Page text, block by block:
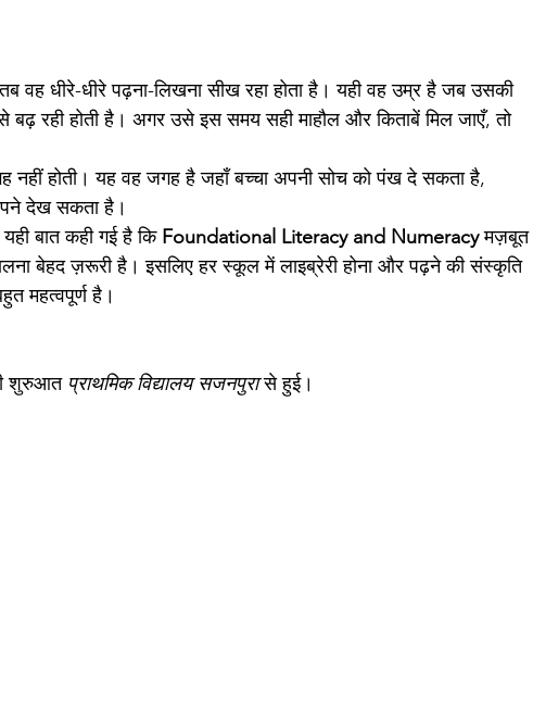
वह धीरे-धीरे पढ़ना-लिखना सीख रहा होता है। यही वह उम्र है जब उसकी
बढ़ रही होती है। अगर उसे इस समय सही माहौल और किताबें मिल जाएँ, तो
नहीं होती। यह वह जगह है जहाँ बच्चा अपनी सोच को पंख दे सकता है,
देख सकता है।
यही बात कही गई है कि Foundational Literacy and Numeracy मज़बूत
बेहद ज़रूरी है। इसलिए हर स्कूल में लाइब्रेरी होना और पढ़ने की संस्कृति
महत्वपूर्ण है।
शुरुआत प्राथमिक विद्यालय सजनपुरा से हुई।